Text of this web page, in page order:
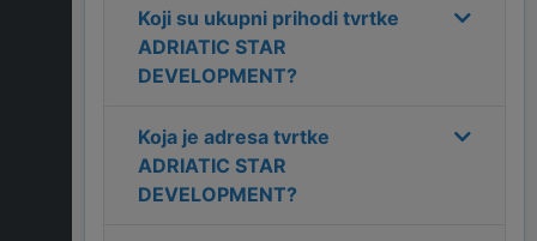
Koji su ukupni prihodi tvrtke
ADRIATIC STAR
DEVELOPMENT?
Koja je adresa tvrtke
ADRIATIC STAR
DEVELOPMENT?